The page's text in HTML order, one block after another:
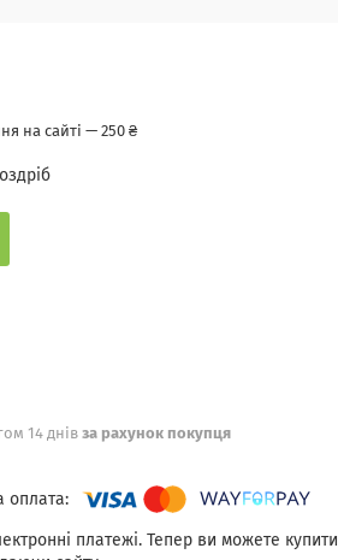
на сайті — 250 ₴
14 днів за рахунок покупця
платежі. Тепер ви можете купити